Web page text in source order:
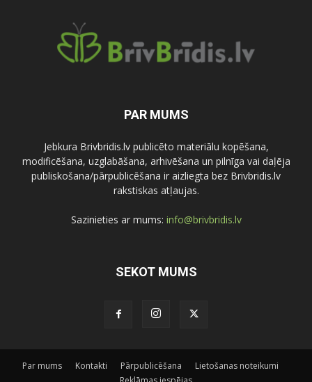
PAR MUMS
Jebkura Brivbridis.lv publicēto materiālu kopēšana,
modificēšana, uzglabāšana, arhivēšana un pilnīga vai daļēja
publiskošana/pārpublicēšana ir aizliegta bez Brivbridis.lv
rakstiskas atļaujas.
Sazinieties ar mums: info@brivbridis.lv
SEKOT MUMS
Par mums Kontakti Pārpublicēšana
Lietošanas noteikumi